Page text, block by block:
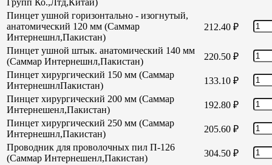
Пинцет ушной горизонтально - изогнутый,
анатомический 120 мм (Саммар
Интернешнл,Пакистан)
212.40 ₽
Пинцет ушной штык. анатомический 140 мм
(Саммар Интернешнл,Пакистан)
220.50 ₽
Пинцет хирургический 150 мм (Саммар
ИнтернешнлПакистан)
133.10 ₽
Пинцет хирургический 200 мм (Саммар
Интернешенл,Пакистан)
192.80 ₽
Пинцет хирургический 250 мм (Саммар
Интернешнл,Пакистан)
205.60 ₽
Проводник для проволочных пил П-126
(Саммар Интернешенл,Пакистан)
304.50 ₽